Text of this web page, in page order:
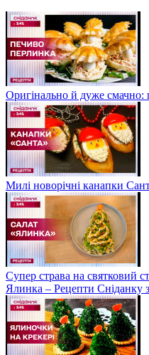
Оригінально й дуже
Милі новорічні канапки
Супер страва на святковий
Ялинка – Рецепти Сніданку